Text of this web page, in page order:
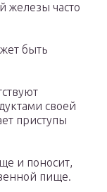
железы часто
быть
своей
приступы
и поносит,
пище.